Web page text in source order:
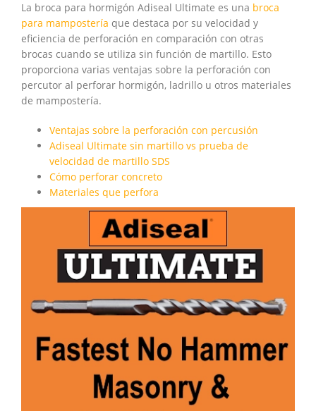
La broca para hormigón Adiseal Ultimate es una broca
para mampostería que destaca por su velocidad y
eficiencia de perforación en comparación con otras
brocas cuando se utiliza sin función de martillo. Esto
proporciona varias ventajas sobre la perforación con
percutor al perforar hormigón, ladrillo u otros materiales
de mampostería.
Ventajas sobre la perforación con percusión
Adiseal Ultimate sin martillo vs prueba de
velocidad de martillo SDS
Cómo perforar concreto
Materiales que perfora